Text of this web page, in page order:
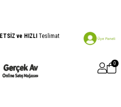
ve HIZLI Teslimat
0